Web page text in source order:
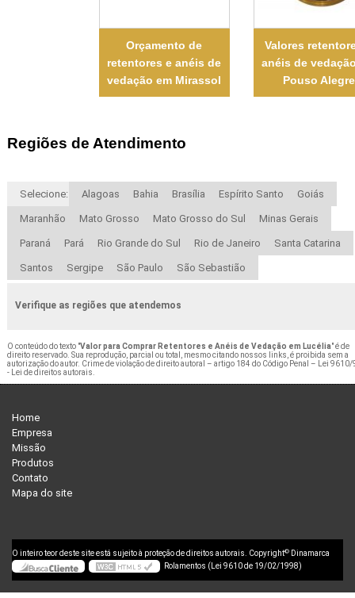
Orçamento de
retentores e anéis de
vedação em Mirassol
Valores
anéis de
Pouso Alegre
Regiões de Atendimento
Selecione: Alagoas Bahia Brasília Espírito Santo Goiás
Maranhão Mato Grosso Mato Grosso do Sul Minas Gerais
Paraná Pará Rio Grande do Sul Rio de Janeiro Santa Catarina
Santos Sergipe São Paulo São Sebastião
Verifique as regiões que atendemos
O conteúdo do texto "Valor para Comprar Retentores e Anéis de Vedação em Lucélia" é de
direito reservado. Sua reprodução, parcial ou total, mesmo citando nossos links, é proibida sem a
autorização do autor. Crime de violação de direito autoral – artigo 184 do Código Penal – Lei 9610/
- Lei de direitos autorais.
Home
Empresa
Missão
Produtos
Contato
Mapa do site
O inteiro teor deste site está sujeito à proteção de direitos autorais. Copyright© Dinamarca
Rolamentos (Lei 9610 de 19/02/1998)